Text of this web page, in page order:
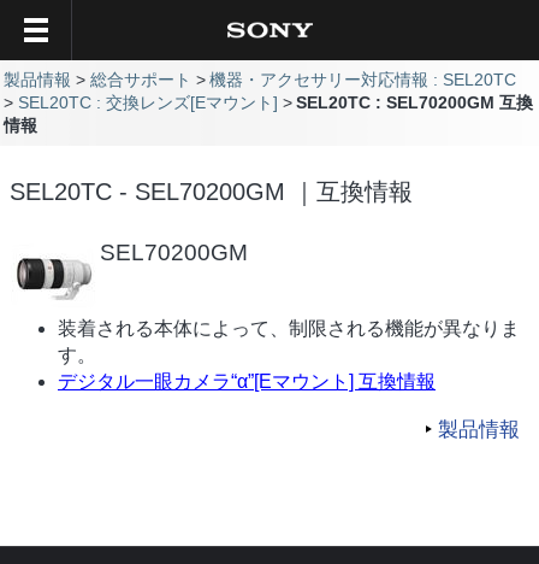
製品情報 総合サポート
機器・アクセサリー対応情報 : SEL20TC
SEL20TC : 交換レンズ[Eマウント]
SEL20TC : SEL70200GM 互換
情報
SEL20TC - SEL70200GM ｜互換情報
SEL70200GM
装着される本体によって、制限される機能が異なりま
す。
デジタル一眼カメラ“α”[Eマウント] 互換情報
製品情報